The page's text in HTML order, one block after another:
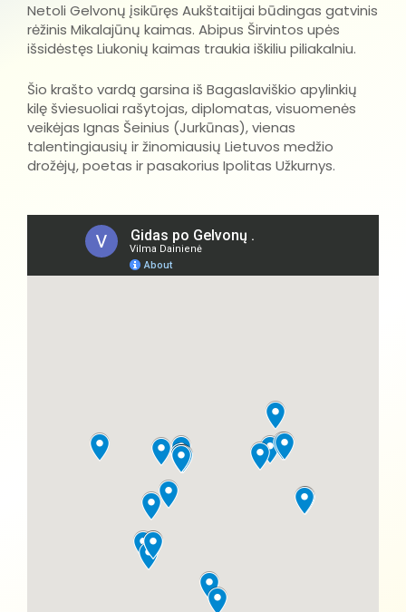
Netoli Gelvonų įsikūręs Aukštaitijai būdingas gatvinis
rėžinis Mikalajūnų kaimas. Abipus Širvintos upės
išsidėstęs Liukonių kaimas traukia iškiliu piliakalniu.
Šio krašto vardą garsina iš Bagaslaviškio apylinkių
kilę šviesuoliai rašytojas, diplomatas, visuomenės
veikėjas Ignas Šeinius (Jurkūnas), vienas
talentingiausių ir žinomiausių Lietuvos medžio
drožėjų, poetas ir pasakorius Ipolitas Užkurnys.